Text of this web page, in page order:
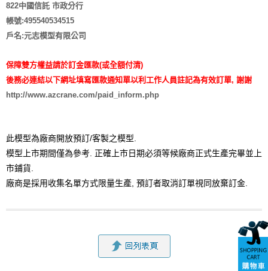
822中國信託 市政分行
帳號:495540534515
戶名:元志模型有限公司
保障雙方權益請於訂金匯款(或全額付清)
後務必連結以下網址填寫匯款通知單以利工作人員註記為有效訂單, 謝謝
http://www.azcrane.com/paid_inform.php
此模型為廠商開放預訂/客製之模型.
模型上市期間僅為參考. 正確上市日期必須等候廠商正式生產完畢並上
市鋪貨.
廠商是採用收集名單方式限量生產, 預訂者取消訂單視同放棄訂金.